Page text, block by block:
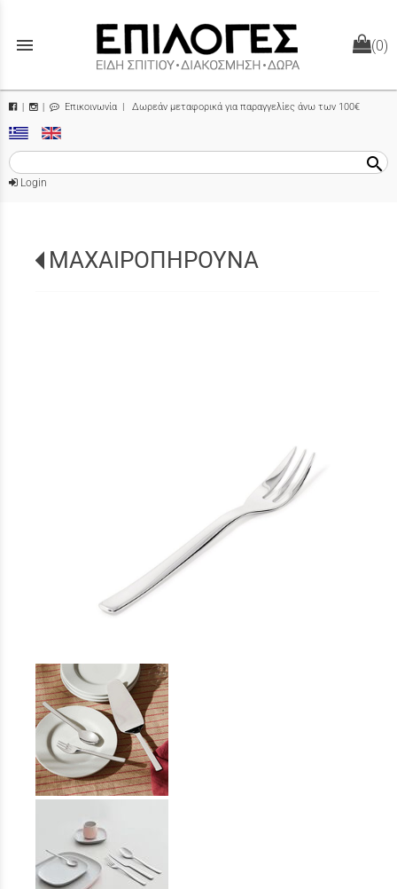
menu (0)
| Επικοινωνία | Δωρεάν μεταφορικά για παραγγελίες άνω των 100€
search
Login
ΜΑΧΑΙΡΟΠΗΡΟΥΝΑ